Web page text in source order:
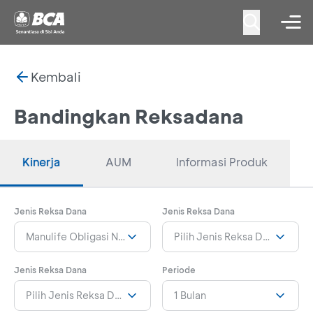
Kembali
Bandingkan Reksadana
Kinerja AUM Informasi Produk
Jenis Reksa Dana
Manulife Obligasi Negara Indonesia II Kelas Income 1
Jenis Reksa Dana
Pilih Jenis Reksa Dana
Jenis Reksa Dana
Pilih Jenis Reksa Dana
Periode
1 Bulan